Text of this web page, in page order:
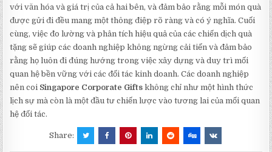
với văn hóa và giá trị của cả hai bên, và đảm bảo rằng mỗi món quà
được gửi đi đều mang một thông điệp rõ ràng và có ý nghĩa. Cuối
cùng, việc đo lường và phân tích hiệu quả của các chiến dịch quà
tặng sẽ giúp các doanh nghiệp không ngừng cải tiến và đảm bảo
rằng họ luôn đi đúng hướng trong việc xây dựng và duy trì mối
quan hệ bền vững với các đối tác kinh doanh. Các doanh nghiệp
nên coi Singapore Corporate Gifts không chỉ như một hình thức
lịch sự mà còn là một đầu tư chiến lược vào tương lai của mối quan
hệ đối tác.
Share: